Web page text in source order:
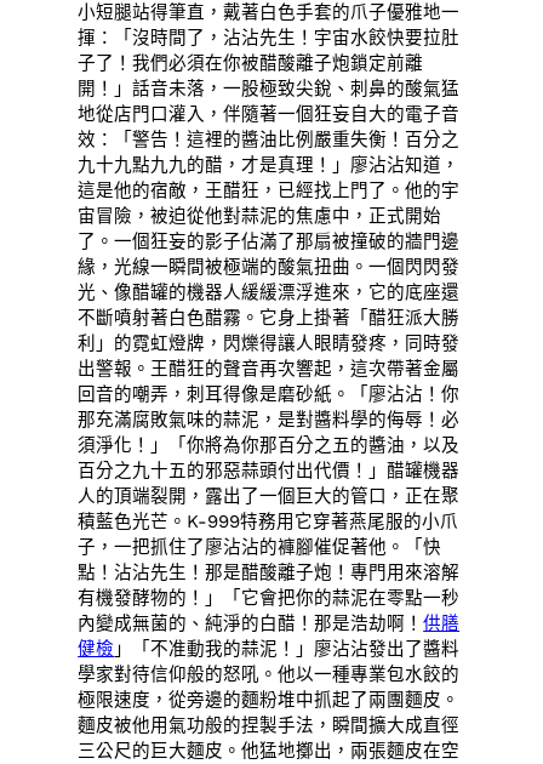
小短腿站得筆直，戴著白色手套的爪子優雅地一
揮：「沒時間了，沾沾先生！宇宙水餃快要拉肚
子了！我們必須在你被醋酸離子炮鎖定前離
開！」話音未落，一股極致尖銳、刺鼻的酸氣猛
地從店門口灌入，伴隨著一個狂妄自大的電子音
效：「警告！這裡的醬油比例嚴重失衡！百分之
九十九點九九的醋，才是真理！」廖沾沾知道，
這是他的宿敵，王醋狂，已經找上門了。他的宇
宙冒險，被迫從他對蒜泥的焦慮中，正式開始
了。一個狂妄的影子佔滿了那扇被撞破的牆門邊
緣，光線一瞬間被極端的酸氣扭曲。一個閃閃發
光、像醋罐的機器人緩緩漂浮進來，它的底座還
不斷噴射著白色醋霧。它身上掛著「醋狂派大勝
利」的霓虹燈牌，閃爍得讓人眼睛發疼，同時發
出警報。王醋狂的聲音再次響起，這次帶著金屬
回音的嘲弄，刺耳得像是磨砂紙。「廖沾沾！你
那充滿腐敗氣味的蒜泥，是對醬料學的侮辱！必
須淨化！」「你將為你那百分之五的醬油，以及
百分之九十五的邪惡蒜頭付出代價！」醋罐機器
人的頂端裂開，露出了一個巨大的管口，正在聚
積藍色光芒。K-999特務用它穿著燕尾服的小爪
子，一把抓住了廖沾沾的褲腳催促著他。「快
點！沾沾先生！那是醋酸離子炮！專門用來溶解
有機發酵物的！」「它會把你的蒜泥在零點一秒
內變成無菌的、純淨的白醋！那是浩劫啊！供膳
健檢 」「不准動我的蒜泥！」廖沾沾發出了醬料
學家對待信仰般的怒吼。他以一種專業包水餃的
極限速度，從旁邊的麵粉堆中抓起了兩團麵皮。
麵皮被他用氣功般的捏製手法，瞬間擴大成直徑
三公尺的巨大麵皮。他猛地擲出，兩張麵皮在空